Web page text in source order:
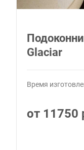
Glaciar
Время
от 11750